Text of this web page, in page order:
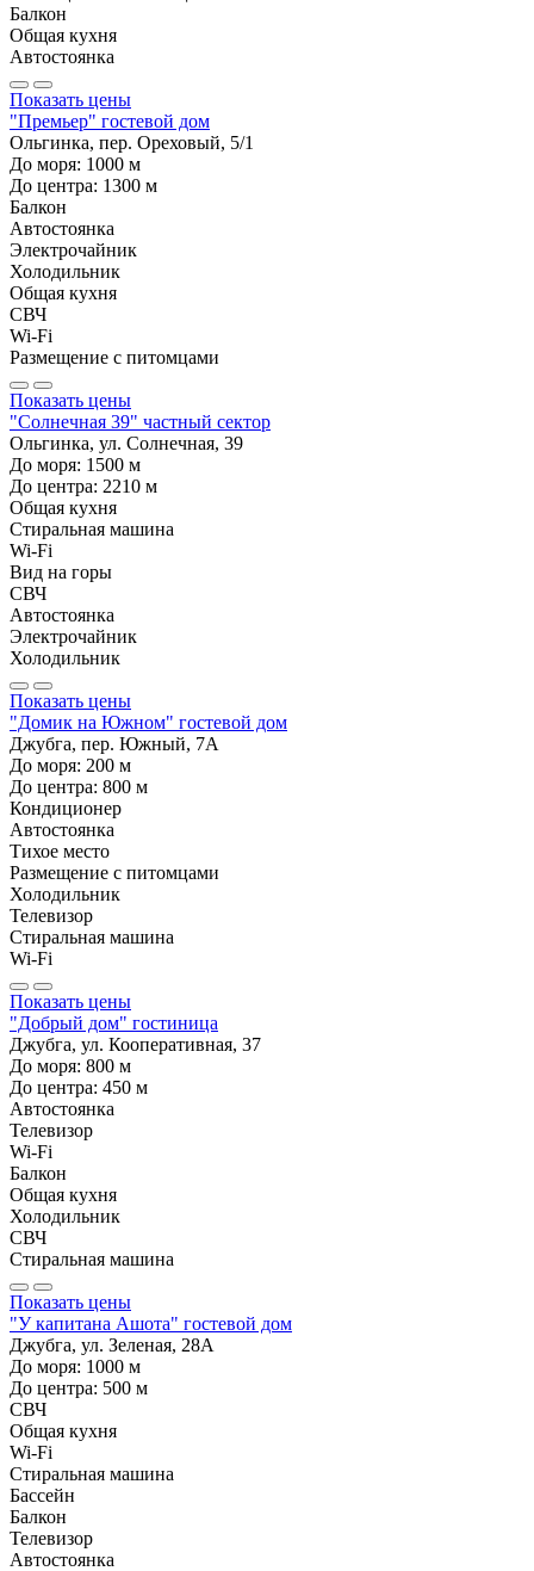
Балкон
Общая кухня
Автостоянка
Показать цены
"Премьер" гостевой дом
Ольгинка, пер. Ореховый, 5/1
До моря: 1000 м
До центра: 1300 м
Балкон
Автостоянка
Электрочайник
Холодильник
Общая кухня
СВЧ
Wi-Fi
Размещение с питомцами
Показать цены
"Солнечная 39" частный сектор
Ольгинка, ул. Солнечная, 39
До моря: 1500 м
До центра: 2210 м
Общая кухня
Стиральная машина
Wi-Fi
Вид на горы
СВЧ
Автостоянка
Электрочайник
Холодильник
Показать цены
"Домик на Южном" гостевой дом
Джубга, пер. Южный, 7А
До моря: 200 м
До центра: 800 м
Кондиционер
Автостоянка
Тихое место
Размещение с питомцами
Холодильник
Телевизор
Стиральная машина
Wi-Fi
Показать цены
"Добрый дом" гостиница
Джубга, ул. Кооперативная, 37
До моря: 800 м
До центра: 450 м
Автостоянка
Телевизор
Wi-Fi
Балкон
Общая кухня
Холодильник
СВЧ
Стиральная машина
Показать цены
"У капитана Ашота" гостевой дом
Джубга, ул. Зеленая, 28А
До моря: 1000 м
До центра: 500 м
СВЧ
Общая кухня
Wi-Fi
Стиральная машина
Бассейн
Балкон
Телевизор
Автостоянка